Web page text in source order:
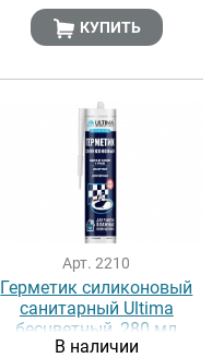
КУПИТЬ
Арт. 2210
Герметик силиконовый
санитарный Ultima
бесцветный, 280 мл
В наличии